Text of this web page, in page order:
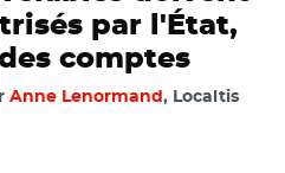
par l'État,
comptes
Anne Lenormand , Localtis